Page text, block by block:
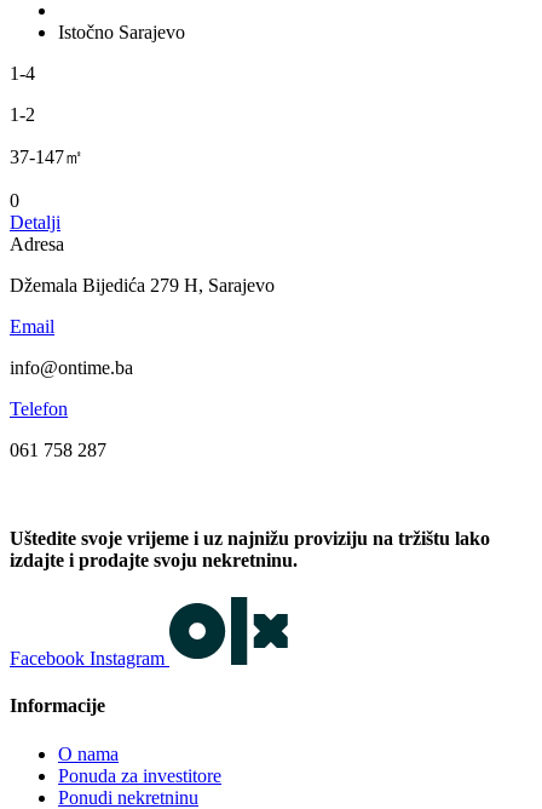
Istočno Sarajevo
1-4
1-2
37-147㎡
0
Detalji
Adresa
Džemala Bijedića 279 H, Sarajevo
Email
info@ontime.ba
Telefon
061 758 287
Uštedite svoje vrijeme i uz najnižu proviziju na tržištu lako
izdajte i prodajte svoju nekretninu.
Facebook Instagram
Informacije
O nama
Ponuda za investitore
Ponudi nekretninu